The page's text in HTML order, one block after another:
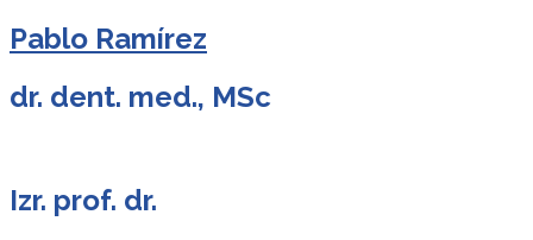
Pablo Ramírez
dr. dent. med., MSc
Izr. prof. dr.